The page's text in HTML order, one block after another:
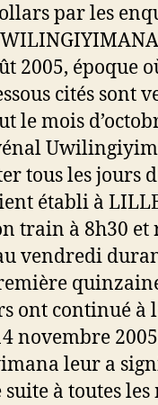
par les
2005, époque
cités sont
le mois
tous les jours
établi à
train à 8h30 et
vendredi
ont continué
novembre
leur a
à toutes